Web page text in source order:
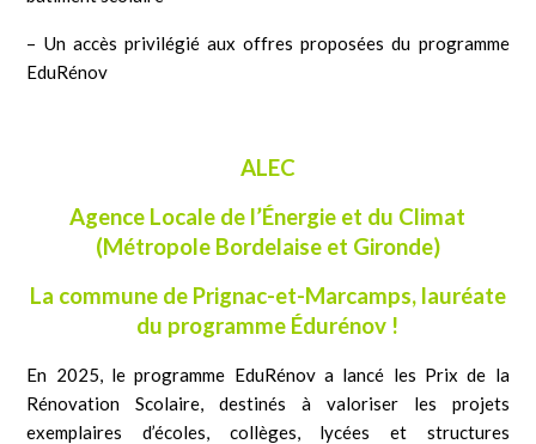
– Un accès privilégié aux offres proposées du programme
EduRénov
ALEC
Agence Locale de l’Énergie et du Climat
(Métropole Bordelaise et Gironde)
La commune de Prignac-et-Marcamps, lauréate
du programme Édurénov !
En 2025, le programme EduRénov a lancé les Prix de la
Rénovation Scolaire, destinés à valoriser les projets
exemplaires d’écoles, collèges, lycées et structures